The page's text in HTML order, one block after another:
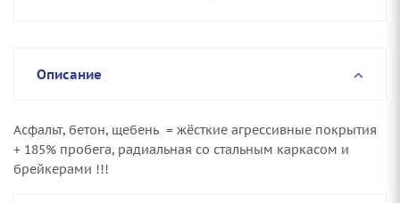
Описание
Асфальт, бетон, щебень = жёсткие агрессивные покрытия
+ 185% пробега, радиальная со стальным каркасом и
брейкерами !!!